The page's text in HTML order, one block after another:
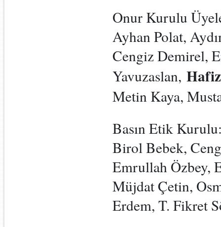
Onur Kurulu
Ayhan Polat,
Cengiz Demirel,
Yavuzaslan,
Metin Kaya,
Basın Etik
Birol Bebek,
Emrullah Özbey,
Müjdat Çetin,
Erdem, T. Fikret